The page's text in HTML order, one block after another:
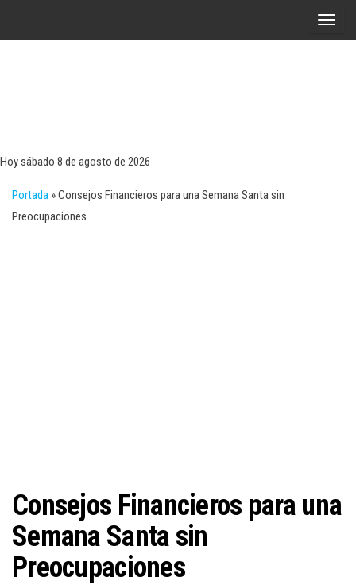
A
Hoy sábado 8 de agosto de 2026
Portada »Consejos Financieros para una Semana Santa sin
Preocupaciones
Consejos Financieros para una
Semana Santa sin
Preocupaciones